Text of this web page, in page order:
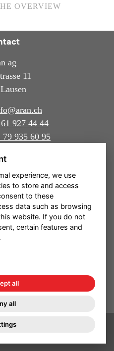
OVERVIEW
ag
11
927 44 44
79 935 60 95
links
media
review
experience, we use
to store and access
to these
data such as browsing
website. If you do not
certain features and
all
all